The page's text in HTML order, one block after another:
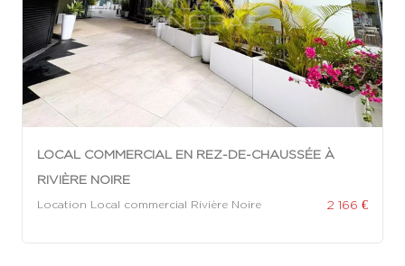
LOCAL COMMERCIAL EN REZ-DE-CHAUSSÉE À
RIVIÈRE NOIRE
Location Local commercial Rivière Noire 2 166 €